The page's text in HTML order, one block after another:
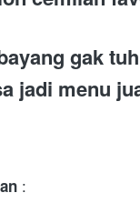
gak
jadi menu
: